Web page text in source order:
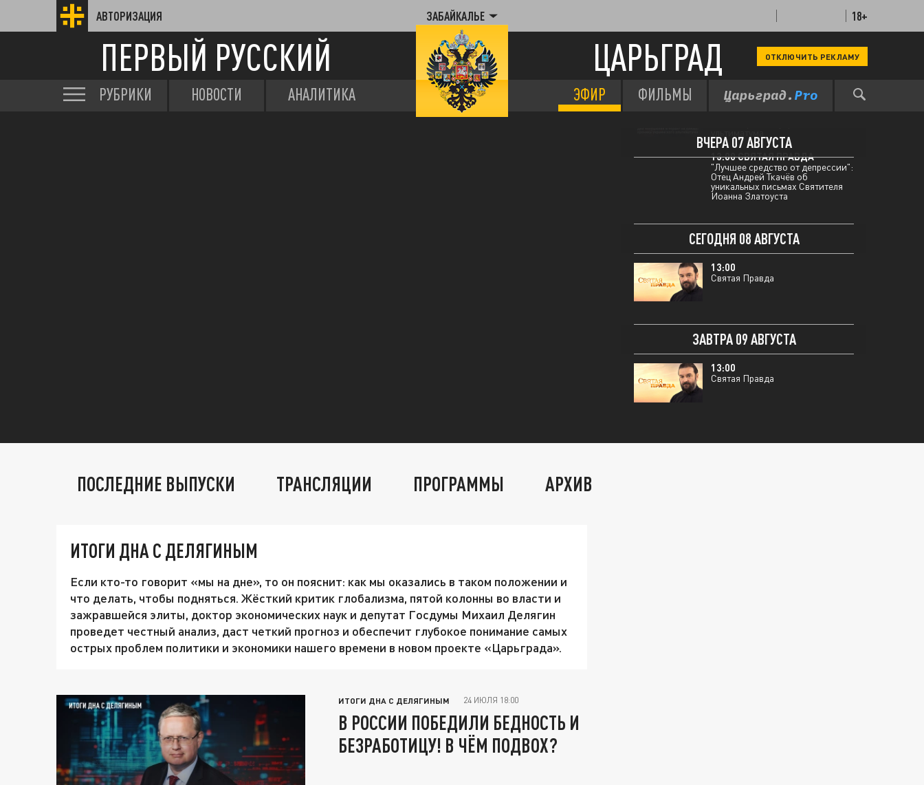
АВТОРИЗАЦИЯ ЗАБАЙКАЛЬЕ 18+
ПЕРВЫЙ РУССКИЙ ЦАРЬГРАД ОТКЛЮЧИТЬ РЕКЛАМУ
РУБРИКИ НОВОСТИ АНАЛИТИКА ЭФИР ФИЛЬМЫ
ВЧЕРА 07 АВГУСТА
12:00 МЫ В КУРСЕ
13:00 СВЯТАЯ ПРАВДА
"Лучшее средство от депрессии":
Отец Андрей Ткачёв об
уникальных письмах Святителя
Иоанна Златоуста
СЕГОДНЯ 08 АВГУСТА
13:00
Святая Правда
ЗАВТРА 09 АВГУСТА
13:00
Святая Правда
ПОСЛЕДНИЕ ВЫПУСКИ ТРАНСЛЯЦИИ ПРОГРАММЫ АРХИВ
ИТОГИ ДНА С ДЕЛЯГИНЫМ
Если кто-то говорит «мы на дне», то он пояснит: как мы оказались в таком положении и
что делать, чтобы подняться. Жёсткий критик глобализма, пятой колонны во власти и
зажравшейся элиты, доктор экономических наук и депутат Госдумы Михаил Делягин
проведет честный анализ, даст четкий прогноз и обеспечит глубокое понимание самых
острых проблем политики и экономики нашего времени в новом проекте «Царьграда».
ИТОГИ ДНА С ДЕЛЯГИНЫМ 24 ИЮЛЯ 18:00
В РОССИИ ПОБЕДИЛИ БЕДНОСТЬ И
БЕЗРАБОТИЦУ! В ЧЁМ ПОДВОХ?